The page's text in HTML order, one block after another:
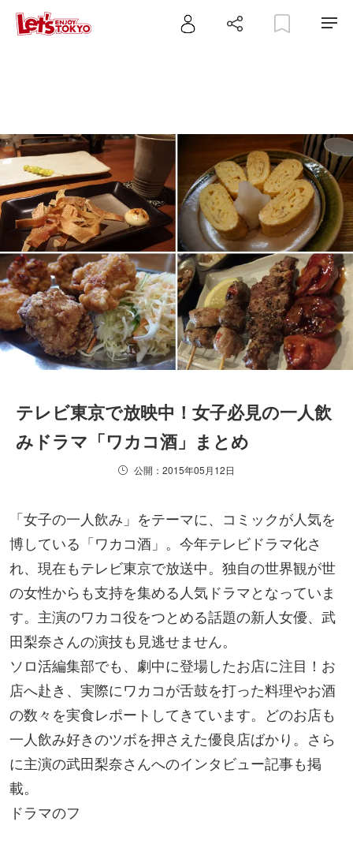
テレビ東京で放映中！女子必見の一人飲
みドラマ「ワカコ酒」まとめ
公開：2015年05月12日
「女子の一人飲み」をテーマに、コミックが人気を
博している「ワカコ酒」。今年テレビドラマ化さ
れ、現在もテレビ東京で放送中。独自の世界観が世
の女性からも支持を集める人気ドラマとなっていま
す。主演のワカコ役をつとめる話題の新人女優、武
田梨奈さんの演技も見逃せません。
ソロ活編集部でも、劇中に登場したお店に注目！お
店へ赴き、実際にワカコが舌鼓を打った料理やお酒
の数々を実食レポートしてきています。どのお店も
一人飲み好きのツボを押さえた優良店ばかり。さら
に主演の武田梨奈さんへのインタビュー記事も掲
載。
ドラマのフ